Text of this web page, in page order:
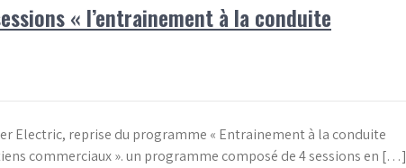
« l’entrainement à la conduite
Electric, reprise du programme « Entrainement à la conduite
commerciaux ». un programme composé de 4 sessions en […]